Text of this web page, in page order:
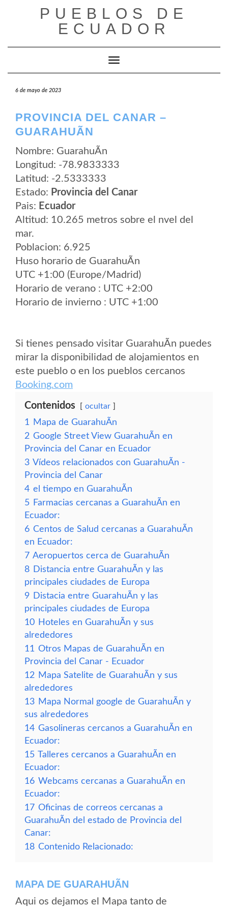
PUEBLOS DE
ECUADOR
Cambiar modo de navegación
6 de mayo de 2023
PROVINCIA DEL CANAR –
GUARAHUÃ­N
Nombre: GuarahuÃ­n
Longitud: -78.9833333
Latitud: -2.5333333
Estado: Provincia del Canar
Pais: Ecuador
Altitud: 10.265 metros sobre el nvel del
mar.
Poblacion: 6.925
Huso horario de GuarahuÃ­n
UTC +1:00 (Europe/Madrid)
Horario de verano : UTC +2:00
Horario de invierno : UTC +1:00
Si tienes pensado visitar GuarahuÃ­n puedes
mirar la disponibilidad de alojamientos en
este pueblo o en los pueblos cercanos
Booking.com
Contenidos ocultar
1
Mapa de GuarahuÃ­n
2 Google Street View GuarahuÃ­n en
Provincia del Canar en Ecuador
3 Vídeos relacionados con GuarahuÃ­n -
Provincia del Canar
4 el tiempo en GuarahuÃ­n
5 Farmacias cercanas a GuarahuÃ­n en
Ecuador:
6 Centos de Salud cercanas a GuarahuÃ­n
en Ecuador:
7 Aeropuertos cerca de GuarahuÃ­n
8 Distancia entre GuarahuÃ­n y las
principales ciudades de Europa
9 Distacia entre GuarahuÃ­n y las
principales ciudades de Europa
10 Hoteles en GuarahuÃ­n y sus
alrededores
11 Otros Mapas de GuarahuÃ­n en
Provincia del Canar - Ecuador
12 Mapa Satelite de GuarahuÃ­n y sus
alrededores
13 Mapa Normal google de GuarahuÃ­n y
sus alrededores
14 Gasolineras cercanos a GuarahuÃ­n en
Ecuador:
15 Talleres cercanos a GuarahuÃ­n en
Ecuador:
16 Webcams cercanas a GuarahuÃ­n en
Ecuador:
17 Oficinas de correos cercanas a
GuarahuÃ­n del estado de Provincia del
Canar:
18 Contenido Relacionado:
MAPA DE GUARAHUÃ­N
Aqui os dejamos el Mapa tanto de